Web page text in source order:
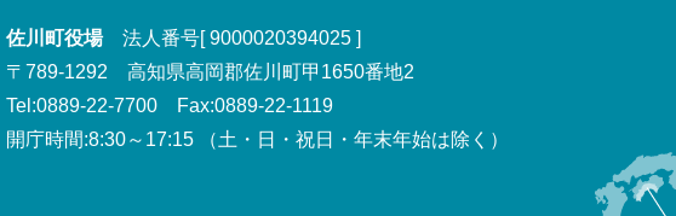
佐川町役場法人番号[ 9000020394025 ]
〒789-1292 高知県高岡郡佐川町甲1650番地2
Tel:0889-22-7700 Fax:0889-22-1119
開庁時間:8:30～17:15 （土・日・祝日・年末年始は除く）